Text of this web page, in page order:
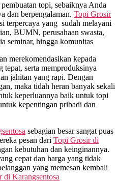
topi, sebaiknya Anda
dan berpengalaman. Topi Grosir
terpercaya yang sudah melayani
BUMN, perusahaan swasta,
seminar, hingga komunitas
merekomendasikan kepada
tepat, serta memproduksinya
jahitan yang rapi. Dengan
maka tidah heran banyak sekali
keperluannya baik untuk topi
kepentingan pribadi dan
sebagian besar sangat puas
pesan dari Topi Grosir di
kebutuhan dan keinginannya.
cepat dan harga yang tidak
yang memesan kembali
di Karangsentosa